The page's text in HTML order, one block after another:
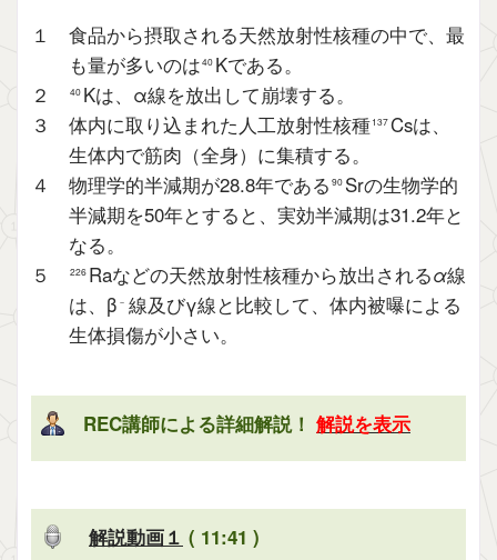
１ 食品から摂取される天然放射性核種の中で、最
も量が多いのは40 Kである。
２
40 Kは、α線を放出して崩壊する。
３ 体内に取り込まれた人工放射性核種137Csは、
生体内で筋肉（全身）に集積する。
４ 物理学的半減期が28.8年である 90 Srの生物学的
半減期を50年とすると、実効半減期は31.2年と
なる。
５
226 Raなどの天然放射性核種から放出されるα線
は、β － 線及びγ線と比較して、体内被曝による
生体損傷が小さい。
REC講師による詳細解説！ 解説を表示
解説動画１ ( 11:41 )